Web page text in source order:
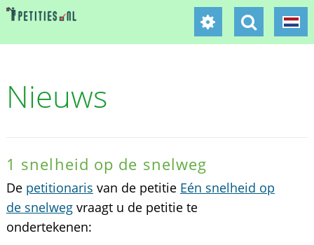
Nieuws
1 snelheid op de snelweg
De petitionaris van de petitie Eén snelheid op
de snelwegvraagt u de petitie te
ondertekenen: